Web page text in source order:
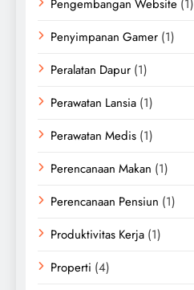
Pengembangan Website (1)
Penyimpanan Gamer (1)
Peralatan Dapur (1)
Perawatan Lansia (1)
Perawatan Medis (1)
Perencanaan Makan (1)
Perencanaan Pensiun (1)
Produktivitas Kerja (1)
Properti (4)